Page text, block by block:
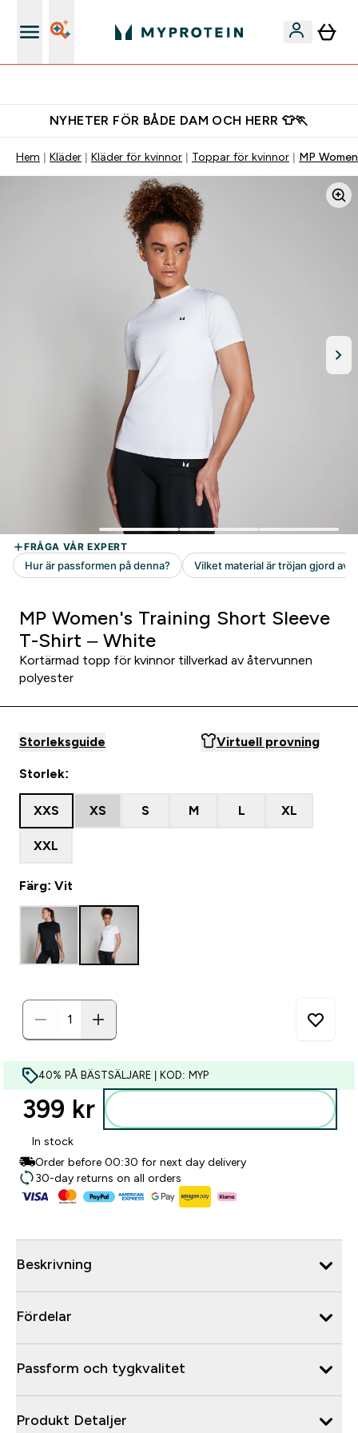
NYHETER FÖR BÅDE DAM OCH HERR 👕🏃
Hem Kläder Kläder för kvinnor Toppar för kvinnor MP
MP Women's Training Short Sleeve
T-Shirt – White
Kortärmad topp för kvinnor tillverkad av återvunnen
polyester
Storleksguide Virtuell provning
Storlek:
XXS XS S M L XL
XXL
Färg: Vit
40% PÅ BÄSTSÄLJARE | KOD: MYP
399 kr‎
In stock
Order before 00:30 for next day delivery
30-day returns on all orders
Beskrivning
Fördelar
Passform och tygkvalitet
Produkt Detaljer